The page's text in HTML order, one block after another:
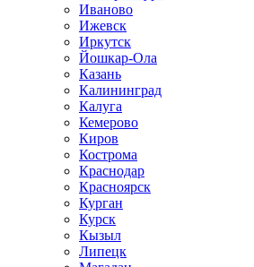
Иваново
Ижевск
Иркутск
Йошкар-Ола
Казань
Калининград
Калуга
Кемерово
Киров
Кострома
Краснодар
Красноярск
Курган
Курск
Кызыл
Липецк